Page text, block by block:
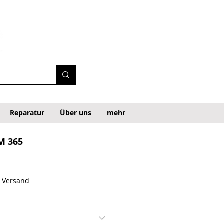
Reparatur Über uns mehr
365
Price
Versand